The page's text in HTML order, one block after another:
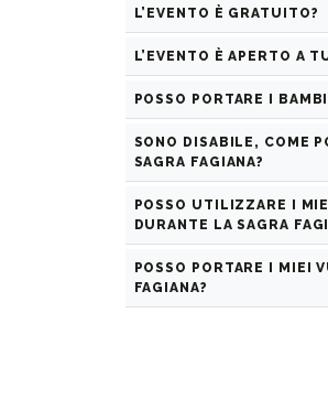
L’EVENTO È GRATUITO?
L’EVENTO È APERTO A
POSSO PORTARE I
SONO DISABILE, COME
SAGRA FAGIANA?
POSSO UTILIZZARE I
DURANTE LA SAGRA
POSSO PORTARE I MIEI
FAGIANA?